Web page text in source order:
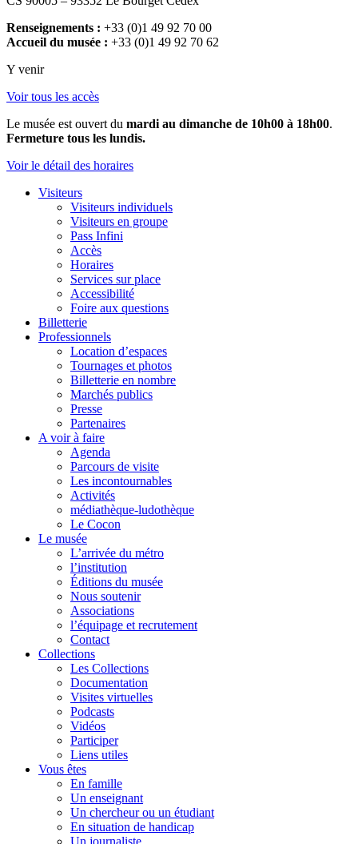
Renseignements : +33 (0)1 49 92 70 00
Accueil du musée : +33 (0)1 49 92 70 62
Y venir
Voir tous les accès
Le musée est ouvert du mardi au dimanche de 10h00 à 18h00.
Fermeture tous les lundis.
Voir le détail des horaires
Visiteurs
Visiteurs individuels
Visiteurs en groupe
Pass Infini
Accès
Horaires
Services sur place
Accessibilité
Foire aux questions
Billetterie
Professionnels
Location d’espaces
Tournages et photos
Billetterie en nombre
Marchés publics
Presse
Partenaires
A voir à faire
Agenda
Parcours de visite
Les incontournables
Activités
médiathèque-ludothèque
Le Cocon
Le musée
L’arrivée du métro
l’institution
Éditions du musée
Nous soutenir
Associations
l’équipage et recrutement
Contact
Collections
Les Collections
Documentation
Visites virtuelles
Podcasts
Vidéos
Participer
Liens utiles
Vous êtes
En famille
Un enseignant
Un chercheur ou un étudiant
En situation de handicap
Un journaliste